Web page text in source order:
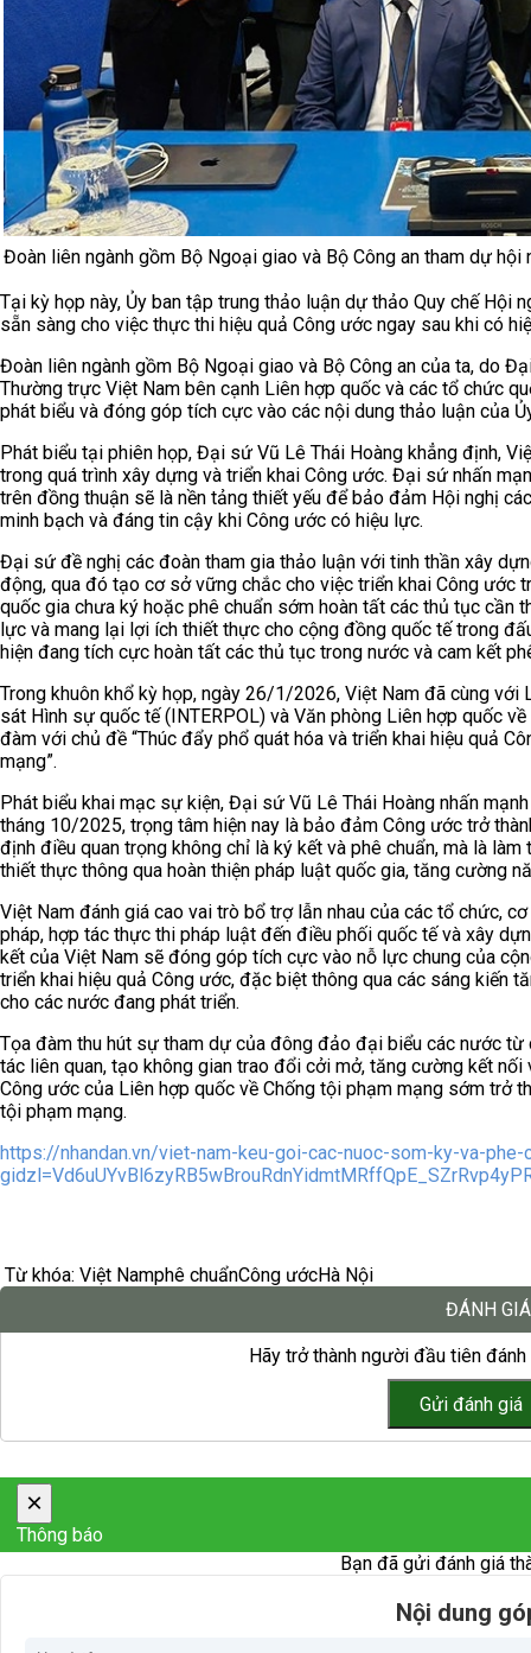
Đoàn liên ngành gồm Bộ Ngoại giao và Bộ Công an tham dự hội
Tại kỳ họp này, Ủy ban tập trung thảo luận dự thảo Quy chế Hội
sẵn sàng cho việc thực thi hiệu quả Công ước ngay sau khi có
Đoàn liên ngành gồm Bộ Ngoại giao và Bộ Công an của ta, do
Thường trực Việt Nam bên cạnh Liên hợp quốc và các tổ chức
phát biểu và đóng góp tích cực vào các nội dung thảo luận của
Phát biểu tại phiên họp, Đại sứ Vũ Lê Thái Hoàng khẳng định,
trong quá trình xây dựng và triển khai Công ước. Đại sứ nhấn
trên đồng thuận sẽ là nền tảng thiết yếu để bảo đảm Hội nghị
minh bạch và đáng tin cậy khi Công ước có hiệu lực.
Đại sứ đề nghị các đoàn tham gia thảo luận với tinh thần xây
động, qua đó tạo cơ sở vững chắc cho việc triển khai Công ước
quốc gia chưa ký hoặc phê chuẩn sớm hoàn tất các thủ tục cần
lực và mang lại lợi ích thiết thực cho cộng đồng quốc tế trong
hiện đang tích cực hoàn tất các thủ tục trong nước và cam kết
Trong khuôn khổ kỳ họp, ngày 26/1/2026, Việt Nam đã cùng với
sát Hình sự quốc tế (INTERPOL) và Văn phòng Liên hợp quốc
đàm với chủ đề “Thúc đẩy phổ quát hóa và triển khai hiệu quả
mạng”.
Phát biểu khai mạc sự kiện, Đại sứ Vũ Lê Thái Hoàng nhấn
tháng 10/2025, trọng tâm hiện nay là bảo đảm Công ước trở
định điều quan trọng không chỉ là ký kết và phê chuẩn, mà là
thiết thực thông qua hoàn thiện pháp luật quốc gia, tăng cường
Việt Nam đánh giá cao vai trò bổ trợ lẫn nhau của các tổ chức,
pháp, hợp tác thực thi pháp luật đến điều phối quốc tế và xây
kết của Việt Nam sẽ đóng góp tích cực vào nỗ lực chung của
triển khai hiệu quả Công ước, đặc biệt thông qua các sáng kiến
cho các nước đang phát triển.
Tọa đàm thu hút sự tham dự của đông đảo đại biểu các nước
tác liên quan, tạo không gian trao đổi cởi mở, tăng cường kết
Công ước của Liên hợp quốc về Chống tội phạm mạng sớm trở
tội phạm mạng.
https://nhandan.vn/viet-nam-keu-goi-cac-nuoc-som-ky-va-
Từ khóa: Việt Namphê chuẩnCông ướcHà Nội
ĐÁNH GIÁ
Hãy trở thành người đầu tiên
×
Thông báo
Bạn đã gửi đánh giá
Nội dung